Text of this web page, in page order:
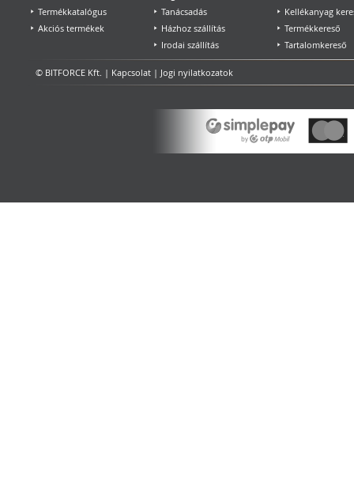
Termékkatalógus
Akciós termékek
Tanácsadás
Házhoz szállítás
Irodai szállítás
Kellékanyag
Termékkereső
Tartalomkereső
© BITFORCE Kft. | Kapcsolat | Jogi nyilatkozatok